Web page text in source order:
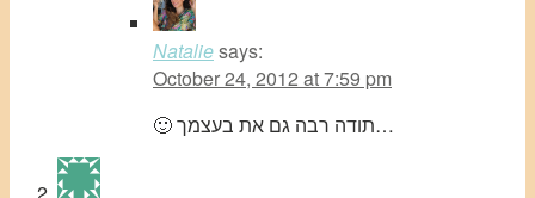
Nataliesays:
October 24, 2012 at 7:59 pm
🙂 תודה רבה גם את בעצמך…